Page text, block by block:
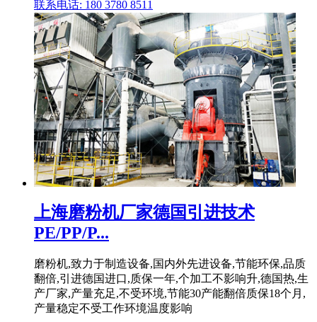
联系电话: 180 3780 8511
上海磨粉机厂家德国引进技术
PE/PP/P...
磨粉机,致力于制造设备,国内外先进设备,节能环保,品质
翻倍,引进德国进口,质保一年,个加工不影响升,德国热,生
产厂家,产量充足,不受环境,节能30产能翻倍质保18个月,
产量稳定不受工作环境温度影响